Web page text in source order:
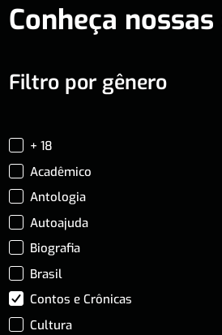
Conheça
Filtro por gênero
+ 18
Acadêmico
Antologia
Autoajuda
Biografia
Brasil
Contos e Crônicas
Cultura